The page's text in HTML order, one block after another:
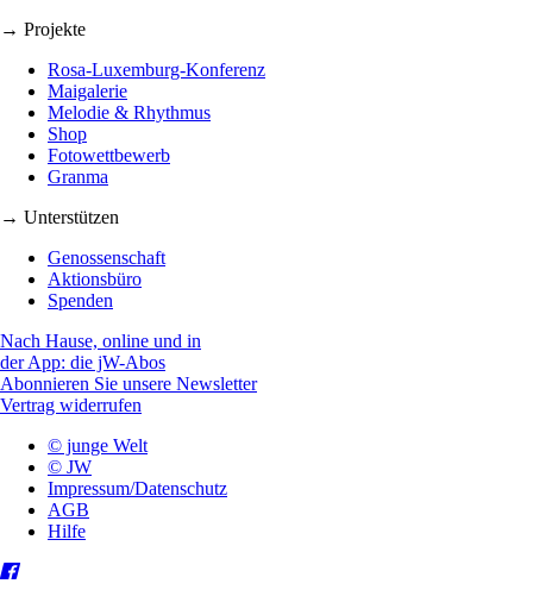
→ Projekte
Rosa-Luxemburg-Konferenz
Maigalerie
Melodie & Rhythmus
Shop
Fotowettbewerb
Granma
→ Unterstützen
Genossenschaft
Aktionsbüro
Spenden
Nach Hause, online und in
der App: die jW-Abos
Abonnieren Sie unsere Newsletter
Vertrag widerrufen
© junge Welt
© JW
Impressum/Datenschutz
AGB
Hilfe